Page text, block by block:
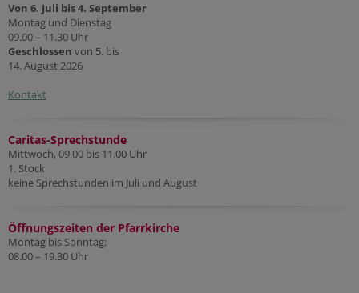
Von 6. Juli bis 4. September
Montag und Dienstag
09.00 – 11.30 Uhr
Geschlossen von 5. bis
14. August 2026
Kontakt
Caritas-Sprechstunde
Mittwoch, 09.00 bis 11.00 Uhr
1. Stock
keine Sprechstunden im Juli und August
Öffnungszeiten der Pfarrkirche
Montag bis Sonntag:
08.00 – 19.30 Uhr